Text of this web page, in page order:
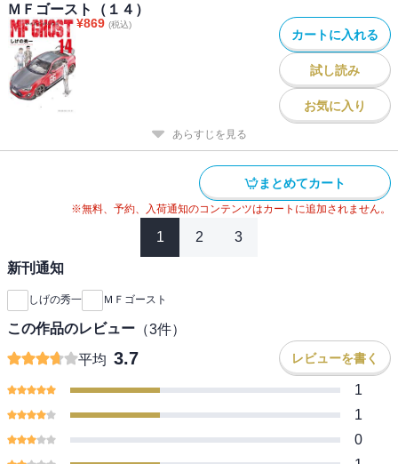
ＭＦゴースト（１４）
¥869 (税込)
カートに入れる
試し読み
お気に入り
あらすじを見る
まとめてカート
※無料、予約、入荷通知のコンテンツはカートに追加されません。
1 2 3
新刊通知
しげの秀一 ＭＦゴースト
この作品のレビュー （3件）
平均 3.7 レビューを書く
1
1
0